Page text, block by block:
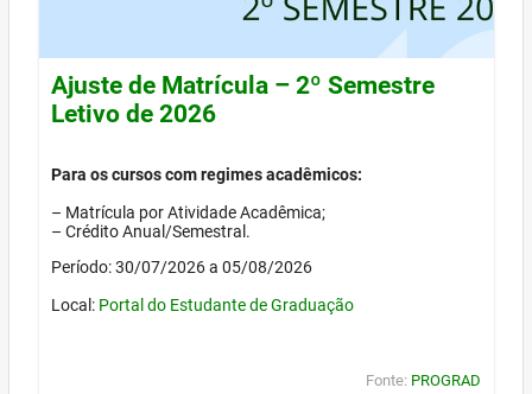
Ajuste de Matrícula – 2º Semestre
Letivo de 2026
Para os cursos com regimes acadêmicos:
– Matrícula por Atividade Acadêmica;
– Crédito Anual/Semestral.
Período: 30/07/2026 a 05/08/2026
Local: Portal do Estudante de Graduação
Fonte: PROGRAD